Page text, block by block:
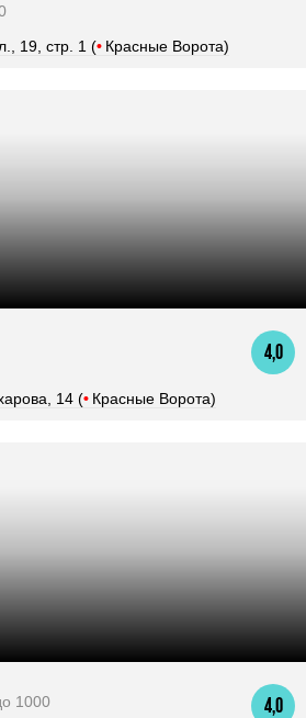
19, стр. 1 (• Красные Ворота)
4,0
14 (• Красные Ворота)
4,0
1000